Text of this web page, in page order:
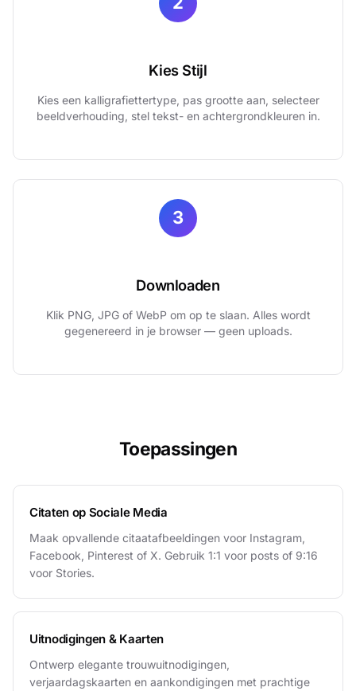
Kies Stijl
Kies een kalligrafiettertype, pas grootte aan, selecteer
beeldverhouding, stel tekst- en achtergrondkleuren in.
3
Downloaden
Klik PNG, JPG of WebP om op te slaan. Alles wordt
gegenereerd in je browser — geen uploads.
Toepassingen
Citaten op Sociale Media
Maak opvallende citaatafbeeldingen voor Instagram,
Facebook, Pinterest of X. Gebruik 1:1 voor posts of 9:16
voor Stories.
Uitnodigingen & Kaarten
Ontwerp elegante trouwuitnodigingen,
verjaardagskaarten en aankondigingen met prachtige